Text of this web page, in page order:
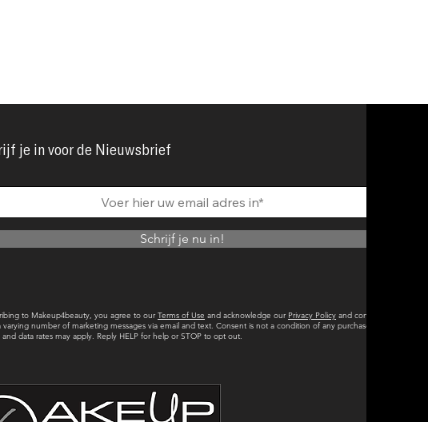
je in voor de Nieuwsbrief
Schrijf je nu in!
to Makeup4beauty, you agree to ourTerms of Use and acknowledge our Privacy Policy and consent to
varying number of marketing messages via email and text. Consent is not a condition of any purchase.
and data rates may apply. Reply HELP for help or STOP to opt out.